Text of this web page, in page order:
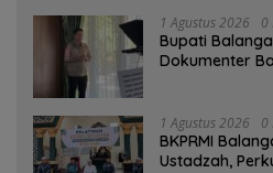
1 Agustus 2026 0
Bupati
Dokumenter
1 Agustus 2026 0
BKPRMI
Ustadzah,